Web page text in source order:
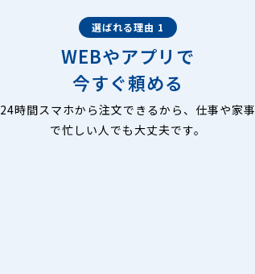
選ばれる理由 1
WEBやアプリで
今すぐ頼める
24時間スマホから注文できるから、仕事や家事
で忙しい人でも大丈夫です。